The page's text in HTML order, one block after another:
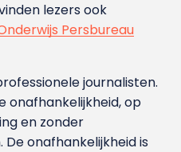
lezers ook
Persbureau
journalisten.
onafhankelijkheid, op
en zonder
onafhankelijkheid is